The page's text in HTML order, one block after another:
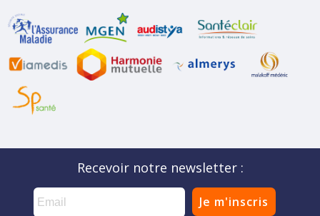
Recevoir notre newsletter :
Je m'inscris